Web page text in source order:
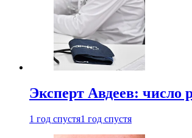
Эксперт Авдеев: число
1 год спустя1 год спустя